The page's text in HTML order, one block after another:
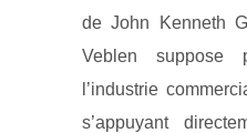
de John Kenneth
Veblen
l’industrie
s’appuyant